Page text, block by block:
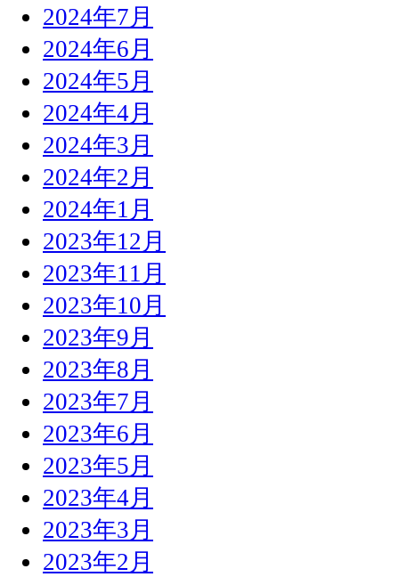
2024年7月
2024年6月
2024年5月
2024年4月
2024年3月
2024年2月
2024年1月
2023年12月
2023年11月
2023年10月
2023年9月
2023年8月
2023年7月
2023年6月
2023年5月
2023年4月
2023年3月
2023年2月